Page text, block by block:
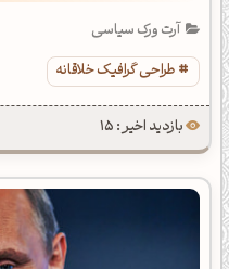
آرت ورک سیاسی
طراحی گرافیک خلاقانه
بازدید اخیر : 15